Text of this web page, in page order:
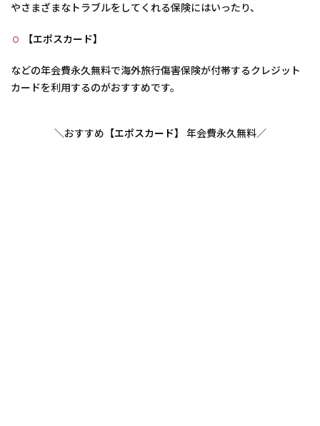
やさまざまなトラブルをしてくれる保険にはいったり、
【エポスカード】
などの年会費永久無料で海外旅行傷害保険が付帯するクレジット
カードを利用するのがおすすめです。
＼おすすめ 【エポスカード】 年会費永久無料／